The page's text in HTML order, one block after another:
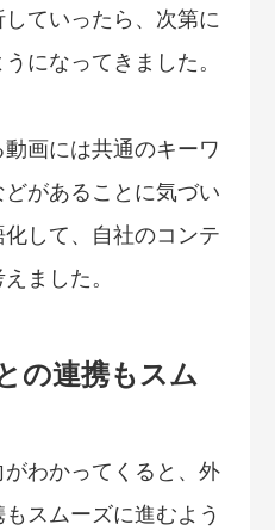
ていったら、次第に
になってきました。
画には共通のキーワ
があることに気づい
して、自社のコンテ
ました。
の連携もスム
わかってくると、外
スムーズに進むよう